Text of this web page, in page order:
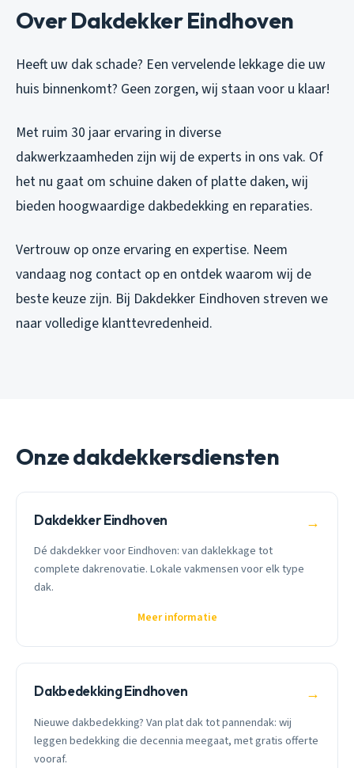
Over Dakdekker Eindhoven
Heeft uw dak schade? Een vervelende lekkage die uw
huis binnenkomt? Geen zorgen, wij staan voor u klaar!
Met ruim 30 jaar ervaring in diverse
dakwerkzaamheden zijn wij de experts in ons vak. Of
het nu gaat om schuine daken of platte daken, wij
bieden hoogwaardige dakbedekking en reparaties.
Vertrouw op onze ervaring en expertise. Neem
vandaag nog contact op en ontdek waarom wij de
beste keuze zijn. Bij Dakdekker Eindhoven streven we
naar volledige klanttevredenheid.
Onze dakdekkersdiensten
Dakdekker Eindhoven →
Dé dakdekker voor Eindhoven: van daklekkage tot
complete dakrenovatie. Lokale vakmensen voor elk type
dak.
Meer informatie
Dakbedekking Eindhoven →
Nieuwe dakbedekking? Van plat dak tot pannendak: wij
leggen bedekking die decennia meegaat, met gratis offerte
vooraf.